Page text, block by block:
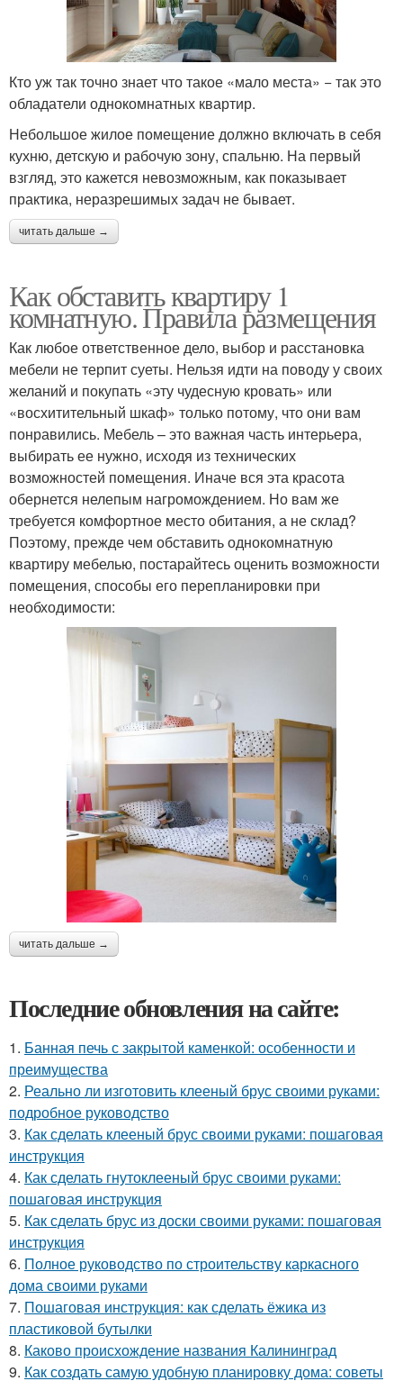
Кто уж так точно знает что такое «мало места» − так это
обладатели однокомнатных квартир.
Небольшое жилое помещение должно включать в себя
кухню, детскую и рабочую зону, спальню. На первый
взгляд, это кажется невозможным, как показывает
практика, неразрешимых задач не бывает.
читать дальше →
Как обставить квартиру 1
комнатную. Правила размещения
Как любое ответственное дело, выбор и расстановка
мебели не терпит суеты. Нельзя идти на поводу у своих
желаний и покупать «эту чудесную кровать» или
«восхитительный шкаф» только потому, что они вам
понравились. Мебель – это важная часть интерьера,
выбирать ее нужно, исходя из технических
возможностей помещения. Иначе вся эта красота
обернется нелепым нагромождением. Но вам же
требуется комфортное место обитания, а не склад?
Поэтому, прежде чем обставить однокомнатную
квартиру мебелью, постарайтесь оценить возможности
помещения, способы его перепланировки при
необходимости:
читать дальше →
Последние обновления на сайте:
1. Банная печь с закрытой каменкой: особенности и
преимущества
2. Реально ли изготовить клееный брус своими руками:
подробное руководство
3. Как сделать клееный брус своими руками: пошаговая
инструкция
4. Как сделать гнутоклееный брус своими руками:
пошаговая инструкция
5. Как сделать брус из доски своими руками: пошаговая
инструкция
6. Полное руководство по строительству каркасного
дома своими руками
7. Пошаговая инструкция: как сделать ёжика из
пластиковой бутылки
8. Каково происхождение названия Калининград
9. Как создать самую удобную планировку дома: советы